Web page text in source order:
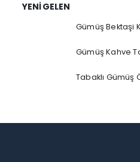
YENI GELEN
Gümüş Bektaşi
Gümüş Kahve